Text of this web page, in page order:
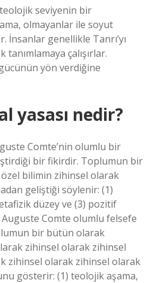
seviyenin bir
olmayanlar ile soyut
İnsanlar genellikle Tanrı’yı
çalışırlar.
yön verdiğine
yasası nedir?
Comte’nin olumlu bir
bir fikirdir. Toplumun bir
bilimin zihinsel olarak
geliştiği söylenir: (1)
düzey ve (3) pozitif
Auguste Comte olumlu felsefe
bir bütün olarak
zihinsel olarak zihinsel
zihinsel olarak zihinsel olarak
gösterir: (1) teolojik aşama,